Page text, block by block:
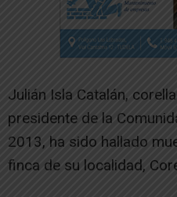
Julián Isla Catalán,
presidente de la
2013, ha sido hallado
finca de su localidad,